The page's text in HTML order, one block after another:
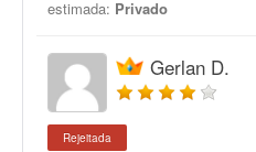
estimada: Privado
Gerlan D.
Rejeitada